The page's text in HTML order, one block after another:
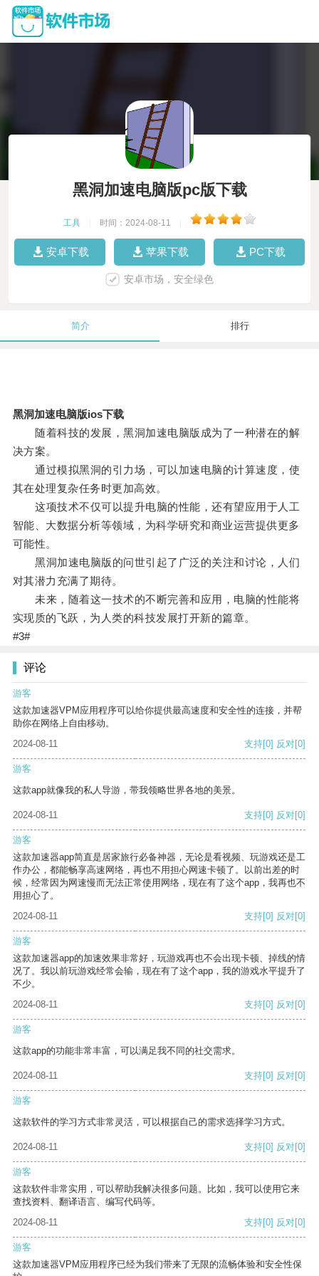
黑洞加速电脑版pc版下载
工具 时间：2024-08-11
安卓下载 苹果下载 PC下载
安卓市场，安全绿色
简介 排行
黑洞加速电脑版ios下载
随着科技的发展，黑洞加速电脑版成为了一种潜在的解
决方案。
通过模拟黑洞的引力场，可以加速电脑的计算速度，使
其在处理复杂任务时更加高效。
这项技术不仅可以提升电脑的性能，还有望应用于人工
智能、大数据分析等领域，为科学研究和商业运营提供更多
可能性。
黑洞加速电脑版的问世引起了广泛的关注和讨论，人们
对其潜力充满了期待。
未来，随着这一技术的不断完善和应用，电脑的性能将
实现质的飞跃，为人类的科技发展打开新的篇章。
#3#
评论
游客
这款加速器VPM应用程序可以给你提供最高速度和安全性的连接，并帮
助你在网络上自由移动。
2024-08-11
支持[0] 反对[0]
游客
这款app就像我的私人导游，带我领略世界各地的美景。
2024-08-11 支持[0] 反对[0]
游客
这款加速器app简直是居家旅行必备神器，无论是看视频、玩游戏还是工
作办公，都能畅享高速网络，再也不用担心网速卡顿了。以前出差的时
候，经常因为网速慢而无法正常使用网络，现在有了这个app，我再也不
用担心了。
2024-08-11
支持[0] 反对[0]
游客
这款加速器app的加速效果非常好，玩游戏再也不会出现卡顿、掉线的情
况了。我以前玩游戏经常会输，现在有了这个app，我的游戏水平提升了
不少。
2024-08-11
支持[0] 反对[0]
游客
这款app的功能非常丰富，可以满足我不同的社交需求。
2024-08-11 支持[0] 反对[0]
游客
这款软件的学习方式非常灵活，可以根据自己的需求选择学习方式。
2024-08-11 支持[0] 反对[0]
游客
这款软件非常实用，可以帮助我解决很多问题。比如，我可以使用它来
查找资料、翻译语言、编写代码等。
2024-08-11
支持[0] 反对[0]
游客
这款加速器VPM应用程序已经为我们带来了无限的流畅体验和安全性保